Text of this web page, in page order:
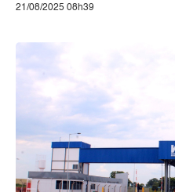
21/08/2025 08h39